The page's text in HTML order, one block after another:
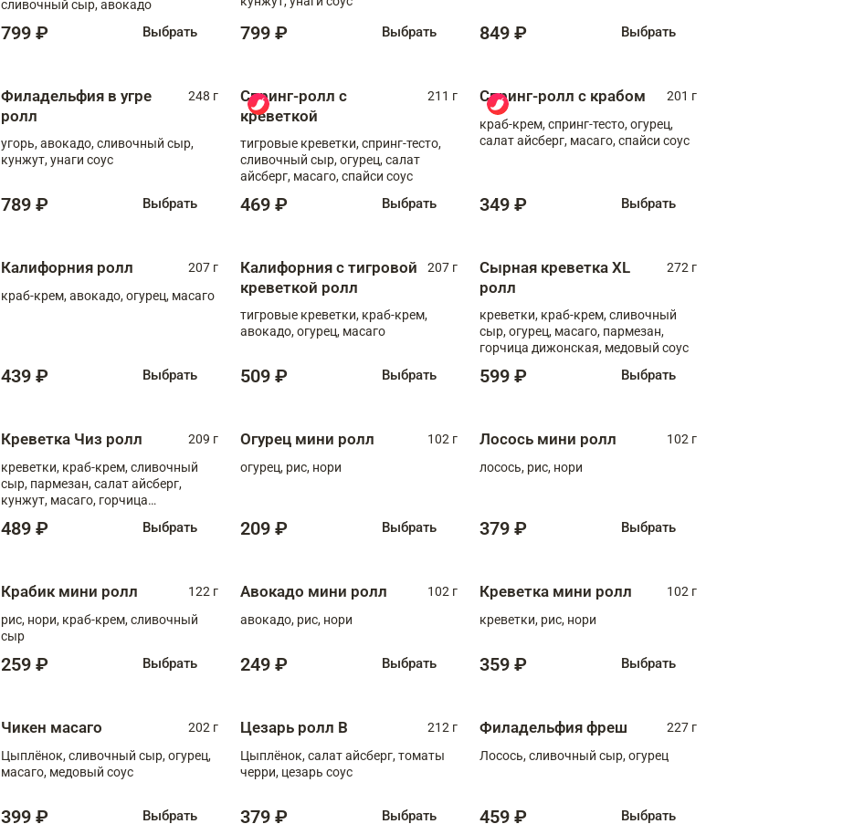
сливочный сыр, авокадо
799 ₽ Выбрать 799 ₽ Выбрать 849 ₽ Выбрать
Филадельфия в угре
ролл
248 г
угорь, авокадо, сливочный сыр,
кунжут, унаги соус
789 ₽ Выбрать
Спринг-ролл с
креветкой
211 г
тигровые креветки, спринг-тесто,
сливочный сыр, огурец, салат
айсберг, масаго, спайси соус
469 ₽ Выбрать
Спринг-ролл с крабом
201 г
краб-крем, спринг-тесто, огурец,
салат айсберг, масаго, спайси соус
349 ₽ Выбрать
Калифорния ролл
207 г
краб-крем, авокадо, огурец, масаго
439 ₽ Выбрать
Калифорния с тигровой
креветкой ролл
207 г
тигровые креветки, краб-крем,
авокадо, огурец, масаго
509 ₽ Выбрать
Сырная креветка XL
ролл
272 г
креветки, краб-крем, сливочный
сыр, огурец, масаго, пармезан,
горчица дижонская, медовый соус
599 ₽ Выбрать
Креветка Чиз ролл
209 г
креветки, краб-крем, сливочный
сыр, пармезан, салат айсберг,
кунжут, масаго, горчица
489 ₽ Выбрать
Огурец мини ролл
102 г
огурец, рис, нори
209 ₽ Выбрать
Лосось мини ролл
102 г
лосось, рис, нори
379 ₽ Выбрать
Крабик мини ролл
122 г
рис, нори, краб-крем, сливочный
сыр
259 ₽ Выбрать
Авокадо мини ролл
102 г
авокадо, рис, нори
249 ₽ Выбрать
Креветка мини ролл
102 г
креветки, рис, нори
359 ₽ Выбрать
Чикен масаго
202 г
Цыплёнок, сливочный сыр, огурец,
масаго, медовый соус
399 ₽ Выбрать
Цезарь ролл В
212 г
Цыплёнок, салат айсберг, томаты
черри, цезарь соус
379 ₽ Выбрать
Филадельфия фреш
227 г
Лосось, сливочный сыр, огурец
459 ₽ Выбрать